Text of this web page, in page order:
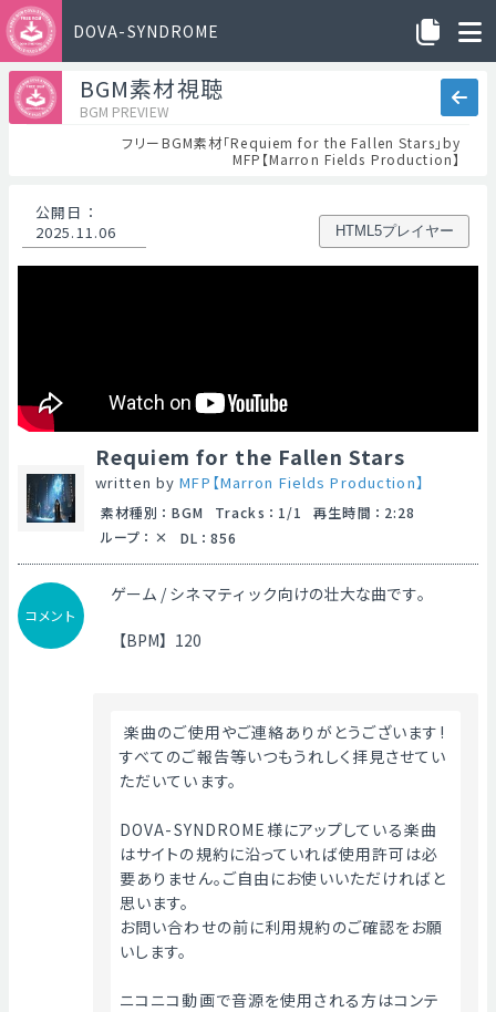
DOVA-SYNDROME
BGM素材視聴
BGM PREVIEW
フリーBGM素材「Requiem for the Fallen Stars」by
MFP【Marron Fields Production】
公開日 ：
2025.11.06
HTML5プレイヤー
Requiem for the Fallen Stars
written byMFP【Marron Fields Production】
素材種別 ： BGM Tracks ： 1/1 再生時間 ： 2:28
ループ ： DL ： 856
コメント
ゲーム / シネマティック向けの壮大な曲です。
【BPM】120
楽曲のご使用やご連絡ありがとうございます!
すべてのご報告等いつもうれしく拝見させてい
ただいています。
DOVA-SYNDROME様にアップしている楽曲
はサイトの規約に沿っていれば使用許可は必
要ありません。ご自由にお使いいただければと
思います。
お問い合わせの前に利用規約のご確認をお願
いします。
ニコニコ動画で音源を使用される方はコンテ